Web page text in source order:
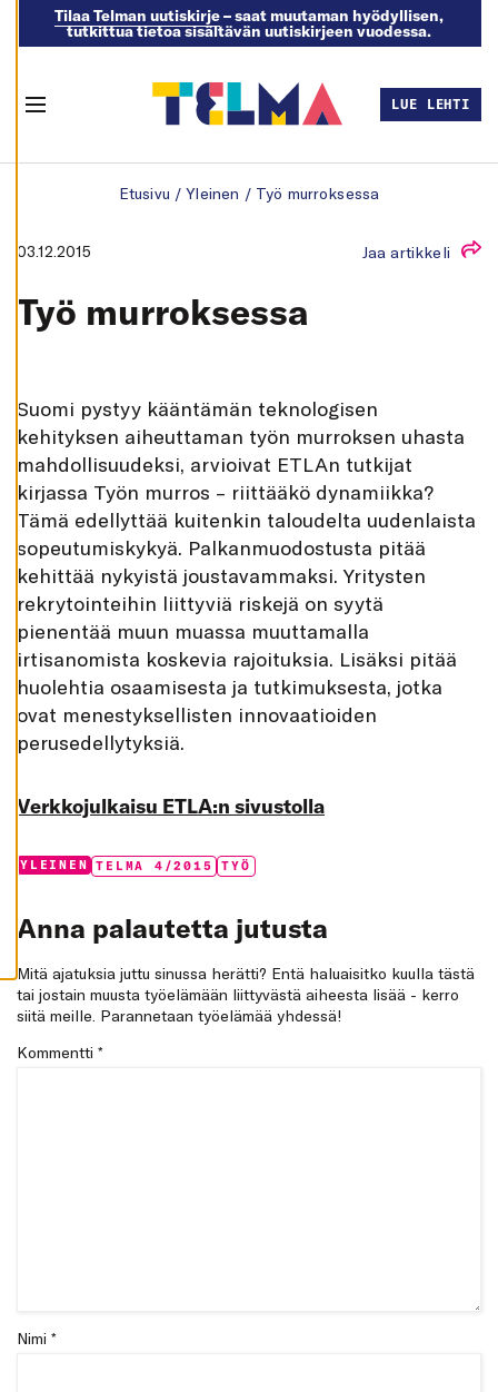
E
E
A
T
K
I
E
L
K
K
I
V
Ä
K
S
Y
A
I
Ä
S
T
Tilaa Telman uutiskirje– saat muutaman hyödyllisen,
tutkittua tietoa sisältävän uutiskirjeen vuodessa.
LUE LEHTI
Etusivu /Yleinen / Työ murroksessa
03.12.2015 Jaa artikkeli
Työ murroksessa
Suomi pystyy kääntämän teknologisen
kehityksen aiheuttaman työn murroksen uhasta
mahdollisuudeksi, arvioivat ETLAn tutkijat
kirjassa Työn murros – riittääkö dynamiikka?
Tämä edellyttää kuitenkin taloudelta uudenlaista
sopeutumiskykyä. Palkanmuodostusta pitää
kehittää nykyistä joustavammaksi. Yritysten
rekrytointeihin liittyviä riskejä on syytä
pienentää muun muassa muuttamalla
irtisanomista koskevia rajoituksia. Lisäksi pitää
huolehtia osaamisesta ja tutkimuksesta, jotka
ovat menestyksellisten innovaatioiden
perusedellytyksiä.
Verkkojulkaisu ETLA:n sivustolla
Categories:
YLEINEN Tags:
TELMA 4/2015 TYÖ
Anna palautetta jutusta
Mitä ajatuksia juttu sinussa herätti? Entä haluaisitko kuulla tästä
tai jostain muusta työelämään liittyvästä aiheesta lisää - kerro
siitä meille. Parannetaan työelämää yhdessä!
Kommentti *
Nimi *